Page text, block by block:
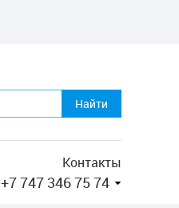
Найти
Контакты
+7 747 346 75 74